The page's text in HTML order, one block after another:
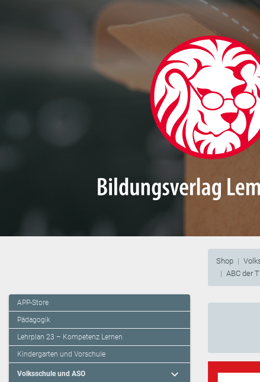
Shop
ABC der
APP-Store
Pädagogik
Lehrplan 23 – Kompetenz Lernen
Kindergarten und Vorschule
Volksschule und ASO expand_more